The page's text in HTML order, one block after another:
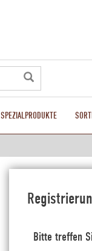
SPEZIALPRODUKTE
Bitte treffen